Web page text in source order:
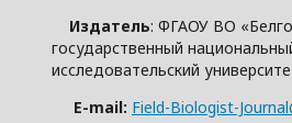
Издатель: ФГАОУ ВО
государственный
исследовательский
E-mail: Field-Biologist-